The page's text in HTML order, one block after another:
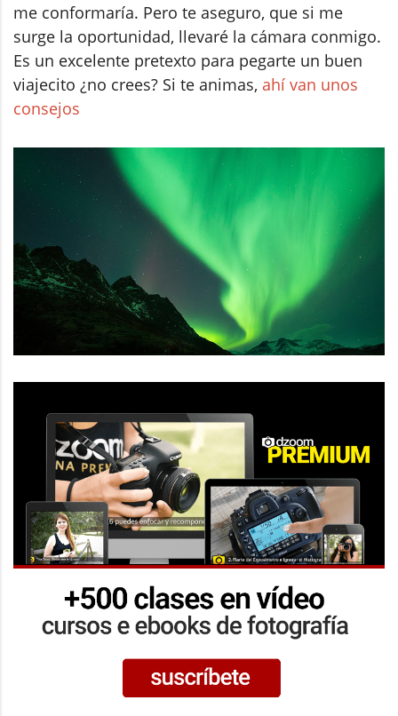
me conformaría. Pero te aseguro, que si me
surge la oportunidad, llevaré la cámara conmigo.
Es un excelente pretexto para pegarte un buen
viajecito ¿no crees? Si te animas, ahí van unos
consejos